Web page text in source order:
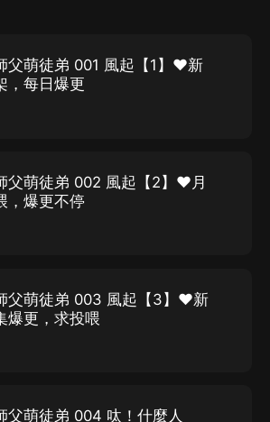
喜歡的角色或CV。
文集團
任性，殺伐決斷，她覺得 她就是男人。
武功超絕，謀略天下無人無人能及。
父萌徒弟 001 風起【1】❤新
，每日爆更
父萌徒弟 002 風起【2】❤月
，爆更不停
父萌徒弟 003 風起【3】❤新
爆更，求投喂
父萌徒弟 004 呔！什麼人